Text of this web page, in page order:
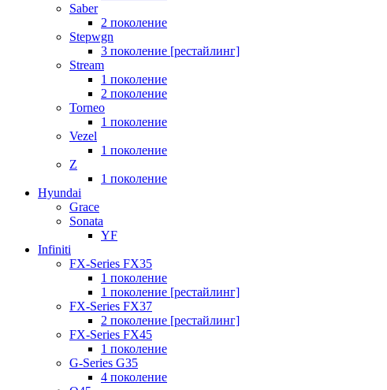
Saber
2 поколение
Stepwgn
3 поколение [рестайлинг]
Stream
1 поколение
2 поколение
Torneo
1 поколение
Vezel
1 поколение
Z
1 поколение
Hyundai
Grace
Sonata
YF
Infiniti
FX-Series FX35
1 поколение
1 поколение [рестайлинг]
FX-Series FX37
2 поколение [рестайлинг]
FX-Series FX45
1 поколение
G-Series G35
4 поколение